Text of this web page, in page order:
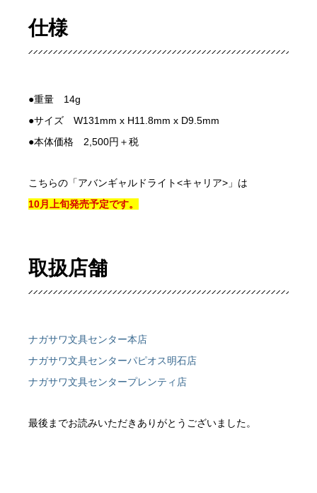
仕様
●重量 14g
●サイズ W131mm x H11.8mm x D9.5mm
●本体価格 2,500円＋税
こちらの「アバンギャルドライト<キャリア>」は
10月上旬発売予定です。
取扱店舗
ナガサワ文具センター本店
ナガサワ文具センターパピオス明石店
ナガサワ文具センタープレンティ店
最後までお読みいただきありがとうございました。